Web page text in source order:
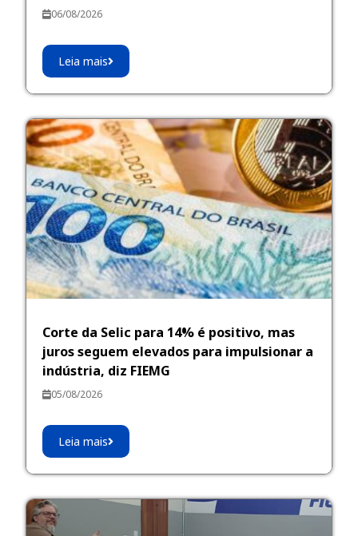
06/08/2026
Leia mais
Corte da Selic para 14% é positivo, mas
juros seguem elevados para impulsionar a
indústria, diz FIEMG
05/08/2026
Leia mais